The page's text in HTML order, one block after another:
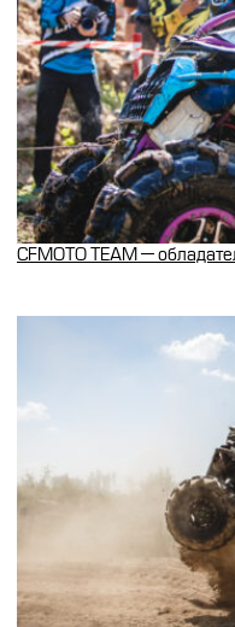
CFMOTO TEAM —